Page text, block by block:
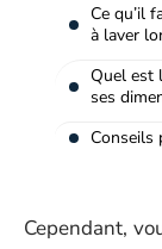
Ce qu’il
à laver
Quel est
ses
Conseils
Cependant,